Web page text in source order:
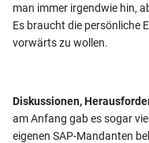
man immer irgendwie hin,
Es braucht die persönliche
vorwärts zu wollen.
Diskussionen,
am Anfang gab es sogar
eigenen SAP-Mandanten